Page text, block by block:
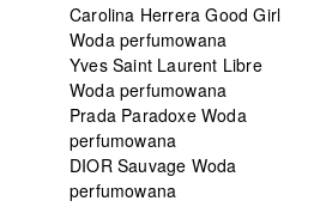
Carolina Herrera Good Girl
Woda perfumowana
Yves Saint Laurent Libre
Woda perfumowana
Prada Paradoxe Woda
perfumowana
DIOR Sauvage Woda
perfumowana